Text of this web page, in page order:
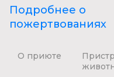
Подробнее о
пожертвованиях
О приюте